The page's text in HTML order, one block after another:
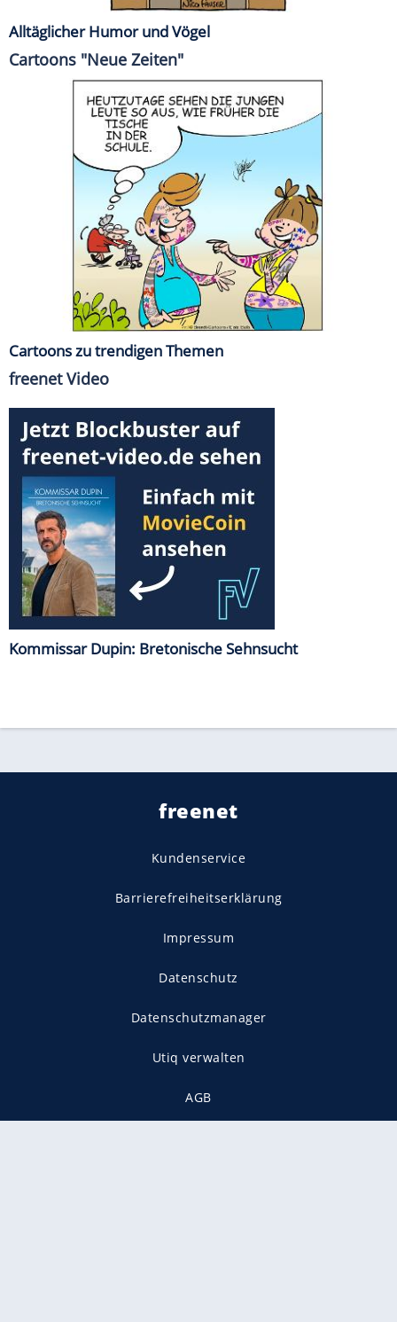
Alltäglicher Humor und Vögel
Cartoons "Neue Zeiten"
Cartoons zu trendigen Themen
freenet Video
Kommissar Dupin: Bretonische Sehnsucht
freenet
Kundenservice
Barrierefreiheitserklärung
Impressum
Datenschutz
Datenschutzmanager
Utiq verwalten
AGB